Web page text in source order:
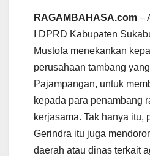
RAGAMBAHASA.com –
I DPRD Kabupaten
Mustofa menekankan
perusahaan tambang
Pajampangan, untuk
kepada para penambang
kerjasama. Tak hanya itu,
Gerindra itu juga
daerah atau dinas terkait